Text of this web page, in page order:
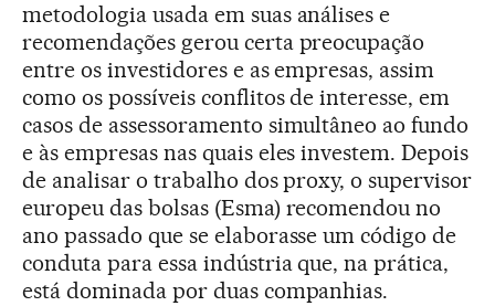
metodologia usada em suas análises e
recomendações gerou certa preocupação
entre os investidores e as empresas, assim
como os possíveis conflitos de interesse, em
casos de assessoramento simultâneo ao fundo
e às empresas nas quais eles investem. Depois
de analisar o trabalho dos proxy, o supervisor
europeu das bolsas (Esma) recomendou no
ano passado que se elaborasse um código de
conduta para essa indústria que, na prática,
está dominada por duas companhias.